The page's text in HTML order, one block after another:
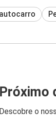
Próximo
Descobre o